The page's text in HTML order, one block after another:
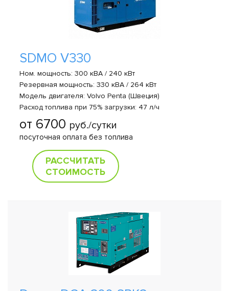
SDMO V330
Ном. мощность: 300 кВА / 240 кВт
Резервная мощность: 330 кВА / 264 кВт
Модель двигателя: Volvo Penta (Швеция)
Расход топлива при 75% загрузки: 47 л/ч
от 6700 руб./сутки
посуточная оплата без топлива
РАССЧИТАТЬ
СТОИМОСТЬ